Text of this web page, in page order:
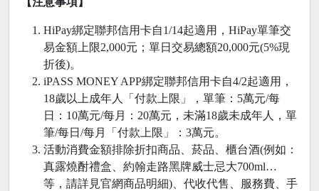
HiPay綁定聯邦信用卡自1/14起適用，HiPay單筆交
易金額上限2,000元；單日交易總額20,000元(5%現
折後)。
iPASS MONEY APP綁定聯邦信用卡自4/2起適用，
18歲以上成年人「付款上限」，單筆：5萬元/每
日：10萬元/每月：20萬元，未滿18歲未成年人，單
筆/每日/每月「付款上限」：3萬元。
活動消費金額排除折扣商品、菸品、櫃台酒(例如：
真露燒酎禮盒、約翰走路黑牌威士忌大700ml…
等，請詳見官網商品明細)、代收代售、服務費、手